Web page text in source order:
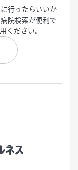
行ったらいいか
院検索が便利で
ください。